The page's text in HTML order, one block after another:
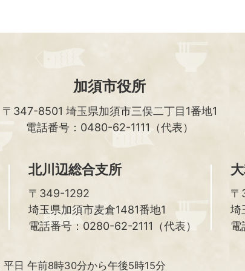
加須市役所
〒347-8501 埼玉県加須市三俣二丁目1番地1
電話番号：0480-62-1111（代表）
北川辺総合支所
〒349-1292
埼玉県加須市麦倉1481番地1
電話番号：0280-62-2111（代表）
〒
埼
電
平日 午前8時30分から午後5時15分